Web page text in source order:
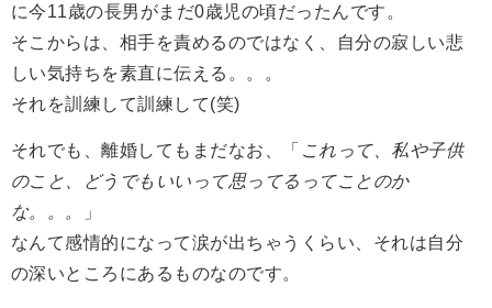
に今11歳の長男がまだ0歳児の頃だったんです。
そこからは、相手を責めるのではなく、自分の寂しい悲
しい気持ちを素直に伝える。。。
それを訓練して訓練して(笑)
それでも、離婚してもまだなお、「 これって、私や子供
のこと、どうでもいいって思ってるってことのか
な。。。
」
なんて感情的になって涙が出ちゃうくらい、それは自分
の深いところにあるものなのです。